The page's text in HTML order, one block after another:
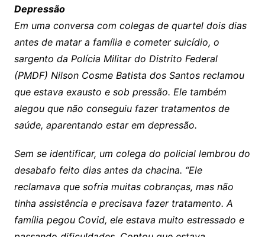
Depressão
Em uma conversa com colegas de quartel dois dias
antes de matar a família e cometer suicídio, o
sargento da Polícia Militar do Distrito Federal
(PMDF) Nilson Cosme Batista dos Santos reclamou
que estava exausto e sob pressão. Ele também
alegou que não conseguiu fazer tratamentos de
saúde, aparentando estar em depressão.
Sem se identificar, um colega do policial lembrou do
desabafo feito dias antes da chacina. “Ele
reclamava que sofria muitas cobranças, mas não
tinha assistência e precisava fazer tratamento. A
família pegou Covid, ele estava muito estressado e